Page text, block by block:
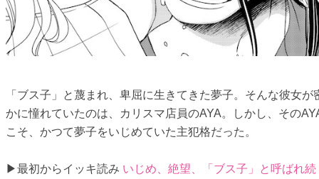
「ブス子」と蔑まれ、卑屈に生きてきた夢子。そんな彼女が
かに憧れていたのは、カリスマ店員のAYA。しかし、その
こそ、かつて夢子をいじめていた主犯格だった。
▶最初からイッキ読み いじめ、絶望、「ブス子」と呼ばれ続